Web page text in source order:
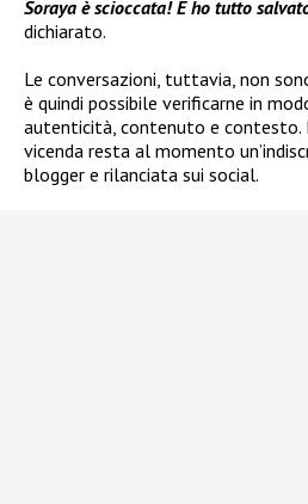
Soraya è scioccata! E ho tutto
dichiarato.
Le conversazioni, tuttavia, non
è quindi possibile verificarne in
autenticità, contenuto e contesto.
vicenda resta al momento
blogger e rilanciata sui social.